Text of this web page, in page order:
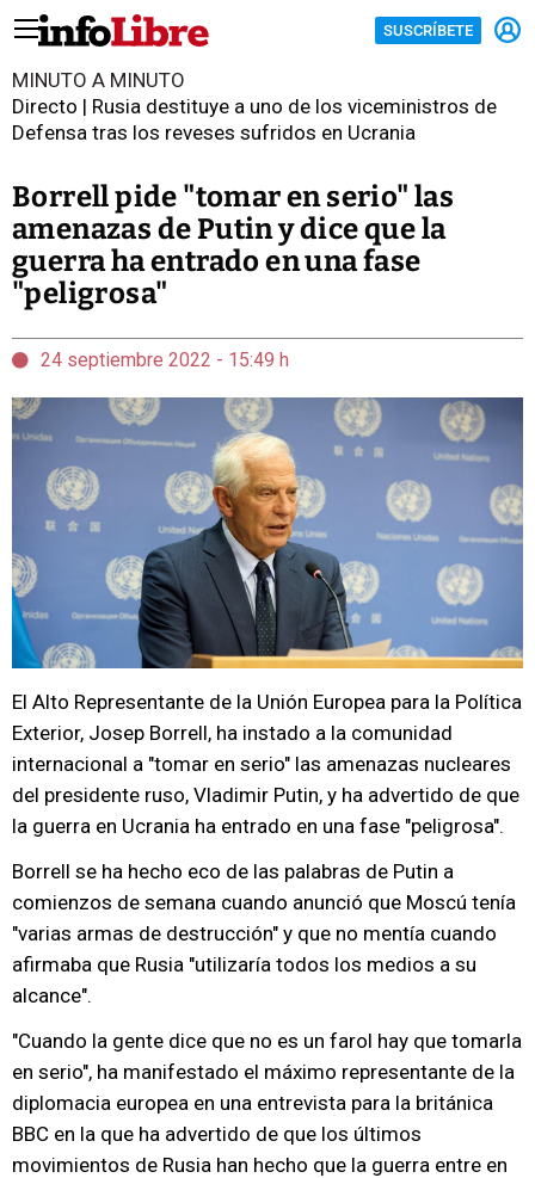
SUSCRÍBETE
MINUTO A MINUTO
Directo | Rusia destituye a uno de los viceministros de
Defensa tras los reveses sufridos en Ucrania
Borrell pide "tomar en serio" las
amenazas de Putin y dice que la
guerra ha entrado en una fase
"peligrosa"
24 septiembre 2022 - 15:49 h
El Alto Representante de la Unión Europea para la Política
Exterior, Josep Borrell, ha instado a la comunidad
internacional a "tomar en serio" las amenazas nucleares
del presidente ruso, Vladimir Putin, y ha advertido de que
la guerra en Ucrania ha entrado en una fase "peligrosa".
Borrell se ha hecho eco de las palabras de Putin a
comienzos de semana cuando anunció que Moscú tenía
"varias armas de destrucción" y que no mentía cuando
afirmaba que Rusia "utilizaría todos los medios a su
alcance".
"Cuando la gente dice que no es un farol hay que tomarla
en serio", ha manifestado el máximo representante de la
diplomacia europea en una entrevista para la británica
BBC en la que ha advertido de que los últimos
movimientos de Rusia han hecho que la guerra entre en